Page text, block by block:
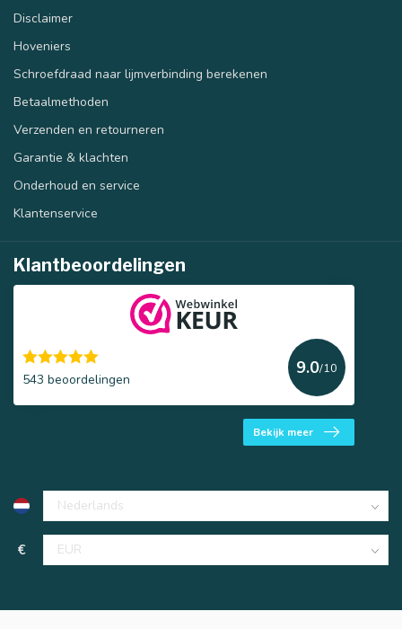
Disclaimer
Hoveniers
Schroefdraad naar lijmverbinding berekenen
Betaalmethoden
Verzenden en retourneren
Garantie & klachten
Onderhoud en service
Klantenservice
Klantbeoordelingen
543 beoordelingen
9.0/10
Bekijk meer
€